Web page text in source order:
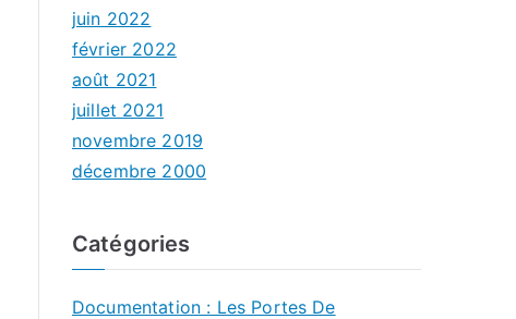
juin 2022
février 2022
août 2021
juillet 2021
novembre 2019
décembre 2000
Catégories
Documentation : Les Portes De